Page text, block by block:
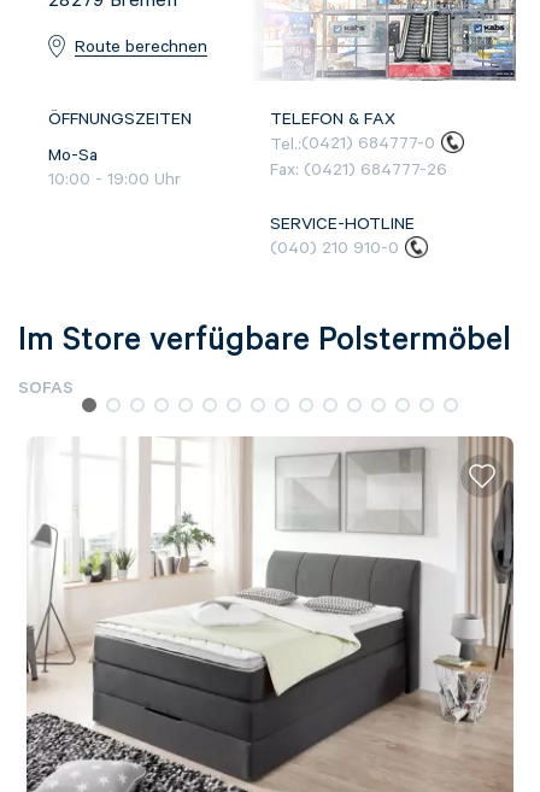
Route berechnen
ÖFFNUNGSZEITEN
Mo-Sa
10:00 - 19:00 Uhr
TELEFON & FAX
Tel.:(0421) 684777-0
Fax: (0421) 684777-26
SERVICE-HOTLINE
(040) 210 910-0
Im Store verfügbare Polstermöbel
SOFAS